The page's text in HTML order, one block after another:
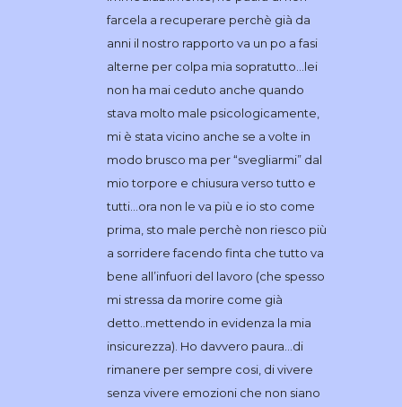
farcela a recuperare perchè già da
anni il nostro rapporto va un po a fasi
alterne per colpa mia sopratutto…lei
non ha mai ceduto anche quando
stava molto male psicologicamente,
mi è stata vicino anche se a volte in
modo brusco ma per “svegliarmi” dal
mio torpore e chiusura verso tutto e
tutti…ora non le va più e io sto come
prima, sto male perchè non riesco più
a sorridere facendo finta che tutto va
bene all’infuori del lavoro (che spesso
mi stressa da morire come già
detto..mettendo in evidenza la mia
insicurezza). Ho davvero paura…di
rimanere per sempre cosi, di vivere
senza vivere emozioni che non siano